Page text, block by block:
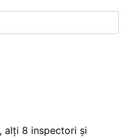
alți 8 inspectori și